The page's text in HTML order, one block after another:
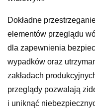
Dokładne
elementów przeglądu
dla zapewnienia
wypadków oraz
zakładach
przeglądy pozwalają
i uniknąć